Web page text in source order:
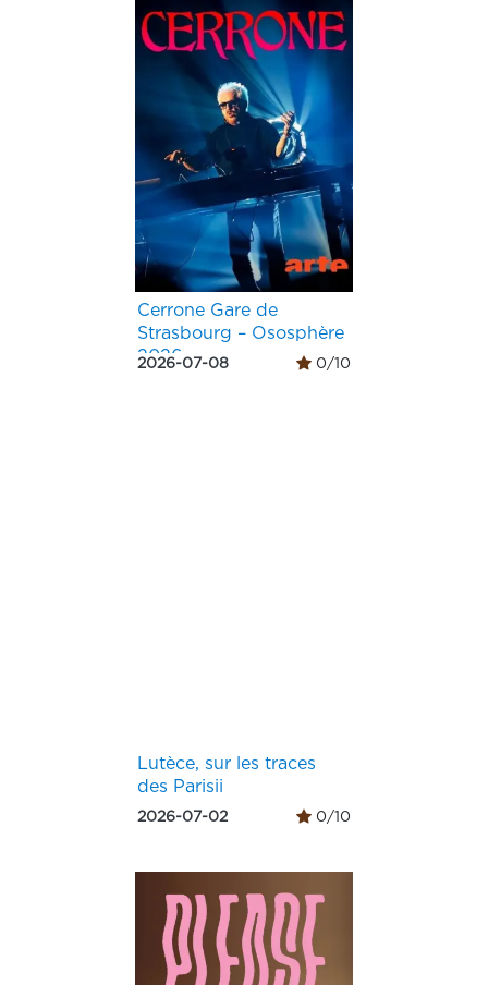
Cerrone Gare de
Strasbourg – Ososphère
2026
2026-07-08 0/10
Lutèce, sur les traces
des Parisii
2026-07-02 0/10